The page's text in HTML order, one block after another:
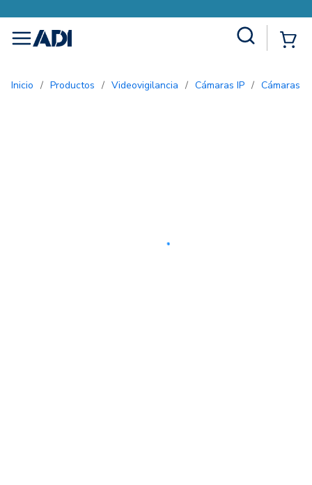
menu
Inicio / Productos / Videovigilancia / Cámaras IP / Cámaras